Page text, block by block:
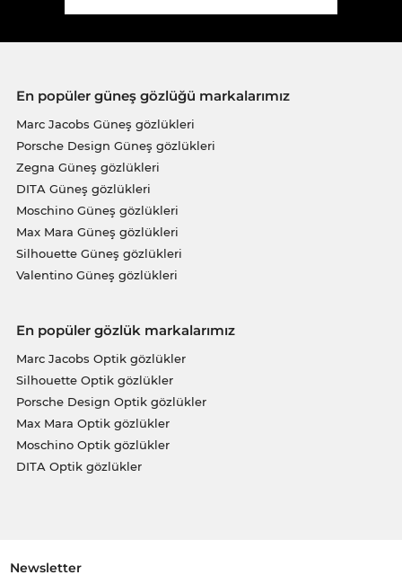
En popüler güneş gözlüğü markalarımız
Marc Jacobs Güneş gözlükleri
Porsche Design Güneş gözlükleri
Zegna Güneş gözlükleri
DITA Güneş gözlükleri
Moschino Güneş gözlükleri
Max Mara Güneş gözlükleri
Silhouette Güneş gözlükleri
Valentino Güneş gözlükleri
En popüler gözlük markalarımız
Marc Jacobs Optik gözlükler
Silhouette Optik gözlükler
Porsche Design Optik gözlükler
Max Mara Optik gözlükler
Moschino Optik gözlükler
DITA Optik gözlükler
Newsletter